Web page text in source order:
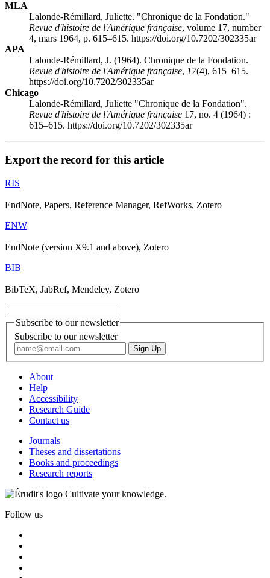
MLA
Lalonde-Rémillard, Juliette. "Chronique de la Fondation."
Revue d'histoire de l'Amérique française, volume 17, number
4, mars 1964, p. 615–615. https://doi.org/10.7202/302335ar
APA
Lalonde-Rémillard, J. (1964). Chronique de la Fondation.
Revue d'histoire de l'Amérique française, 17(4), 615–615.
https://doi.org/10.7202/302335ar
Chicago
Lalonde-Rémillard, Juliette "Chronique de la Fondation".
Revue d'histoire de l'Amérique française 17, no. 4 (1964) :
615–615. https://doi.org/10.7202/302335ar
Export the record for this article
RIS
EndNote, Papers, Reference Manager, RefWorks, Zotero
ENW
EndNote (version X9.1 and above), Zotero
BIB
BibTeX, JabRef, Mendeley, Zotero
Subscribe to our newsletter
Subscribe to our newsletter
About
Help
Accessibility
Research Guide
Contact us
Journals
Theses and dissertations
Books and proceedings
Research reports
Cultivate your knowledge.
Follow us